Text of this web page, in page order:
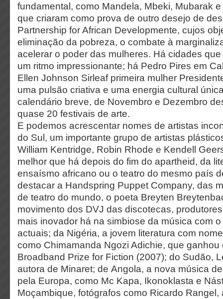
fundamental, como Mandela, Mbeki, Mubarak
que criaram como prova de outro desejo de
Partnership for African Developmente, cujos
eliminação da pobreza, o combate à
acelerar o poder das mulheres. Há cidades
um ritmo impressionante; há Pedro Pires em
Ellen Johnson Sirleaf primeira mulher
uma pulsão criativa e uma energia cultural
calendário breve, de Novembro e Dezembro
quase 20 festivais de arte.
E podemos acrescentar nomes de artistas
do Sul, um importante grupo de artistas
William Kentridge, Robin Rhode e Kendell
melhor que há depois do fim do apartheid, da
ensaísmo africano ou o teatro do mesmo país
destacar a Handspring Puppet Company, das
de teatro do mundo, o poeta Breyten
movimento dos DVJ das discotecas,
mais inovador há na simbiose da música com
actuais; da Nigéria, a jovem literatura com
como Chimamanda Ngozi Adichie, que ganhou
Broadband Prize for Fiction (2007); do Sudão,
autora de Minaret; de Angola, a nova música
pela Europa, como Mc Kapa, Ikonoklasta e
Moçambique, fotógrafos como Ricardo Rangel,